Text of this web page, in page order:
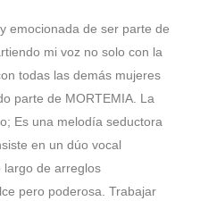
emocionada de ser parte de
mi voz no solo con la
todas las demás mujeres
parte de MORTEMIA. La
Es una melodía seductora
en un dúo vocal
largo de arreglos
pero poderosa. Trabajar